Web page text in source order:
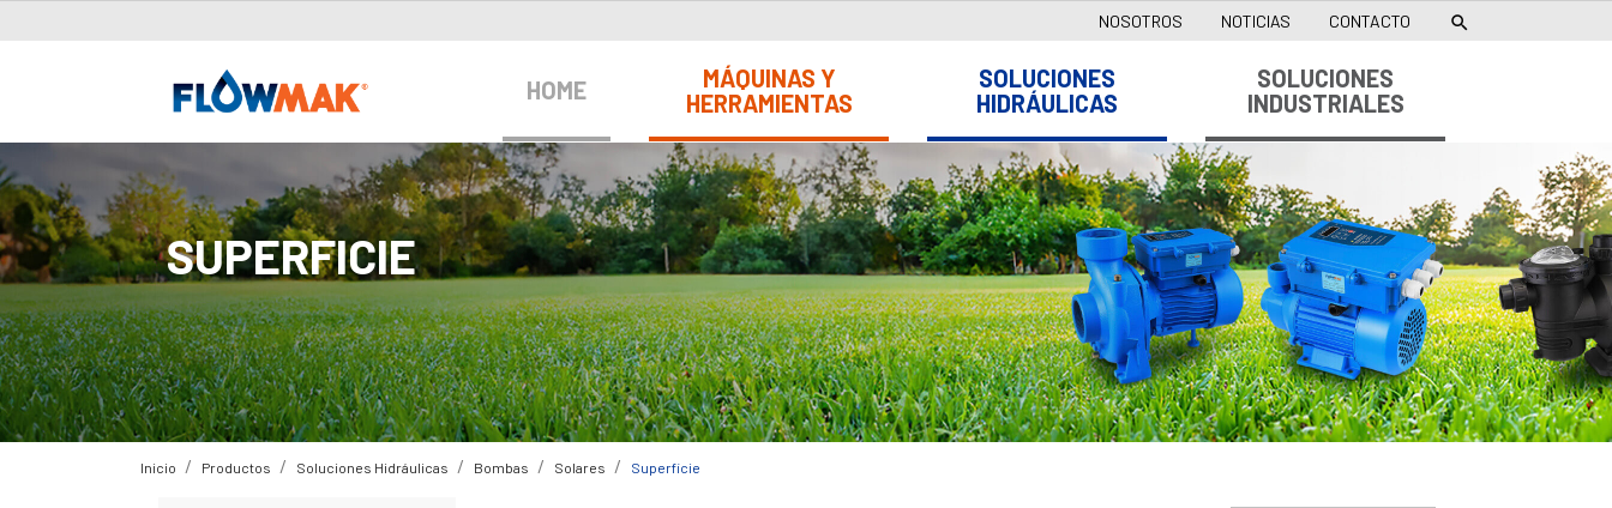
NOSOTROS NOTICIAS CONTACTO 
HOME
MÁQUINAS Y
HERRAMIENTAS
SOLUCIONES
HIDRÁULICAS
SOLUCIONES
INDUSTRIALES
Inicio Productos Soluciones Hidráulicas Bombas Solares Superficie
SUPERFICIE